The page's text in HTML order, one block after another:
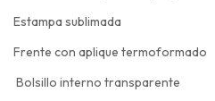
Estampa sublimada
Frente con aplique termoformado
Bolsillo interno transparente